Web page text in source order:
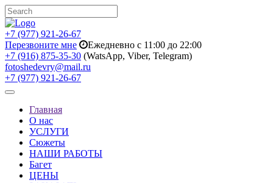
+7 (977) 921-26-67
Перезвоните мне
Ежедневно с 11:00 до 22:00
+7 (916) 875-35-30 (WatsApp, Viber, Telegram)
fotoshedevry@mail.ru
+7 (977) 921-26-67
Toggle
navigationГлавная
О нас
УСЛУГИ
Сюжеты
НАШИ РАБОТЫ
Багет
ЦЕНЫ